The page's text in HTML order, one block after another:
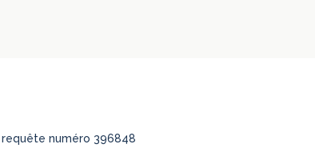
requête numéro 396848